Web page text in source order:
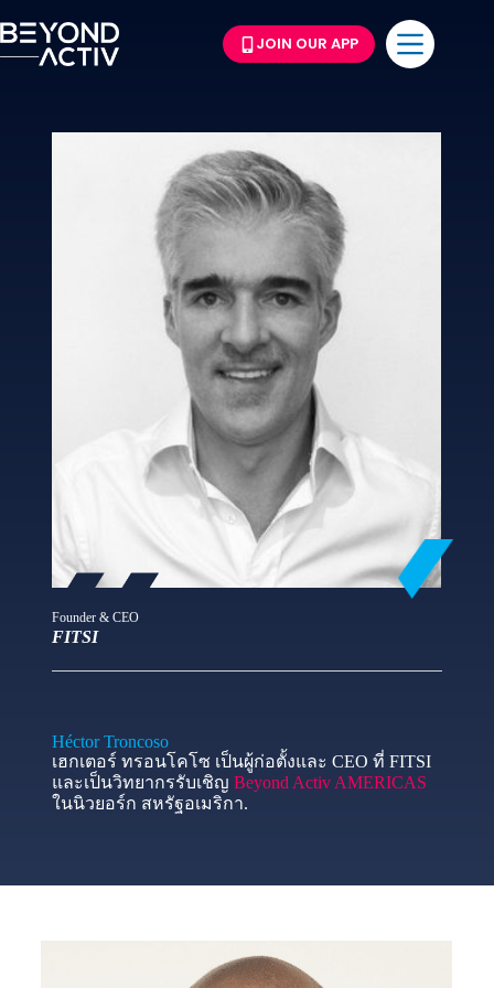
JOIN OUR APP
Founder & CEO
FITSI
Héctor Troncoso
เฮกเตอร์ ทรอนโคโซ เป็นผู้ก่อตั้งและ CEO ที่ FITSI
และเป็นวิทยากรรับเชิญ Beyond Activ AMERICAS
ในนิวยอร์ก สหรัฐอเมริกา.